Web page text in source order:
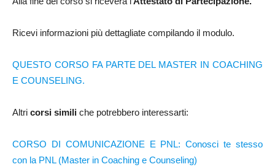
Ricevi informazioni più dettagliate compilando il modulo.
QUESTO CORSO FA PARTE DEL MASTER IN COACHING
E COUNSELING.
Altri corsi simili che potrebbero interessarti:
CORSO DI COMUNICAZIONE E PNL: Conosci te stesso
con la PNL (Master in Coaching e Counseling)